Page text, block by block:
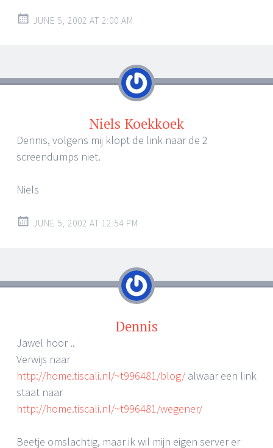
JUNE 5, 2002 AT 2:00 AM
Niels Koekkoek
Dennis, volgens mij klopt de link naar de 2
screendumps niet.
Niels
JUNE 5, 2002 AT 12:54 PM
Dennis
Jawel hoor ..
Verwijs naar
http://home.tiscali.nl/~t996481/blog/alwaar een link
staat naar
http://home.tiscali.nl/~t996481/wegener/
Beetje omslachtig, maar ik wil mijn eigen server er